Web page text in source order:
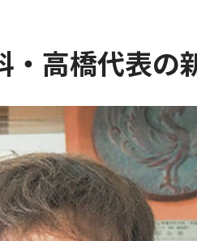
・高橋代表の